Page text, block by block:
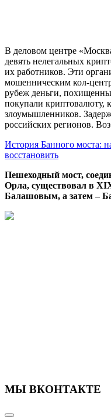
В деловом центре
девять нелегальных
их работников. Эти
мошенническим кол-
рубеж деньги,
покупали криптовалюту,
злоумышленников.
российских регионов.
История Банного моста:
восстановить
Пешеходный мост,
Орла, существовал в
Балашовым, а затем –
МЫ ВКОНТАКТЕ